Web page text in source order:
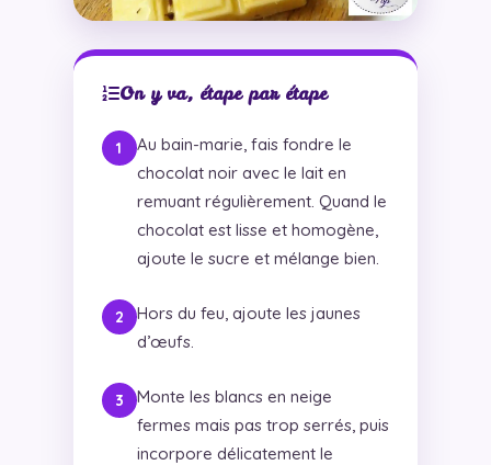
On y va, étape par étape
Au bain-marie, fais fondre le
chocolat noir avec le lait en
remuant régulièrement. Quand le
chocolat est lisse et homogène,
ajoute le sucre et mélange bien.
Hors du feu, ajoute les jaunes
d’œufs.
Monte les blancs en neige
fermes mais pas trop serrés, puis
incorpore délicatement le